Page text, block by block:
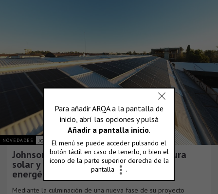
NOVEDADES JOHNSON ACERO S.A.
Johnson Acero duplica su infraestructura
solar y consolida su plan de eficiencia
energética
Mediante la culminación de una nueva fase de su proyecto